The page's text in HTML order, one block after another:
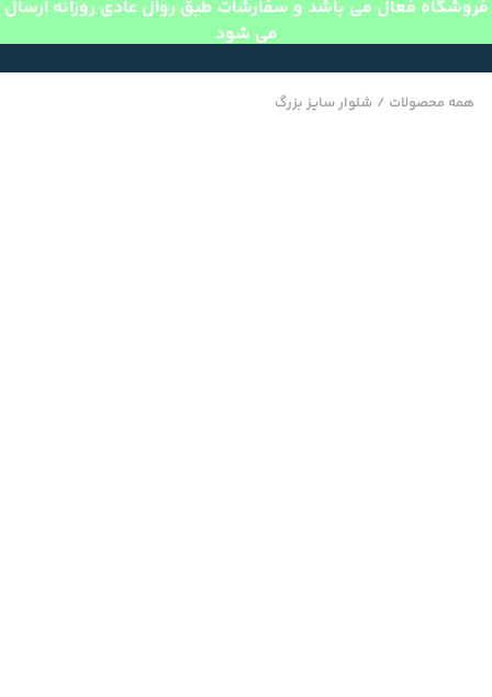
فروشگاه فعال می باشد و سفارشات طبق روال عادی روزانه ارسال
می شود
همه محصولات / شلوار سایز بزرگ